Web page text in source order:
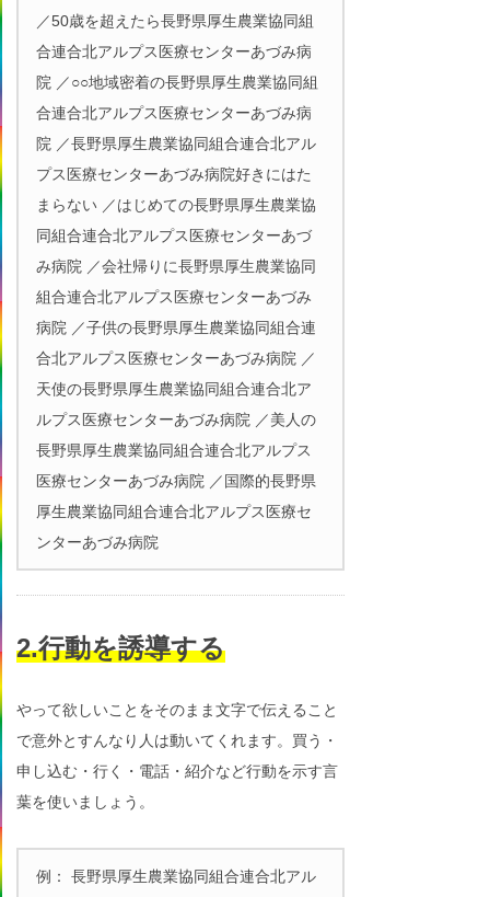
／50歳を超えたら長野県厚生農業協同組
合連合北アルプス医療センターあづみ病
院 ／○○地域密着の長野県厚生農業協同組
合連合北アルプス医療センターあづみ病
院 ／長野県厚生農業協同組合連合北アル
プス医療センターあづみ病院好きにはた
まらない ／はじめての長野県厚生農業協
同組合連合北アルプス医療センターあづ
み病院 ／会社帰りに長野県厚生農業協同
組合連合北アルプス医療センターあづみ
病院 ／子供の長野県厚生農業協同組合連
合北アルプス医療センターあづみ病院 ／
天使の長野県厚生農業協同組合連合北ア
ルプス医療センターあづみ病院 ／美人の
長野県厚生農業協同組合連合北アルプス
医療センターあづみ病院 ／国際的長野県
厚生農業協同組合連合北アルプス医療セ
ンターあづみ病院
2.行動を誘導する
やって欲しいことをそのまま文字で伝えること
で意外とすんなり人は動いてくれます。買う・
申し込む・行く・電話・紹介など行動を示す言
葉を使いましょう。
例： 長野県厚生農業協同組合連合北アル